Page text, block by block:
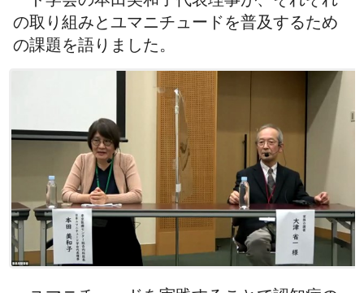
の取り組みとユマニチュードを普及するため
の課題を語りました。